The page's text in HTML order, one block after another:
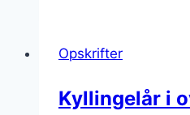
Opskrifter
Kyllingelår i